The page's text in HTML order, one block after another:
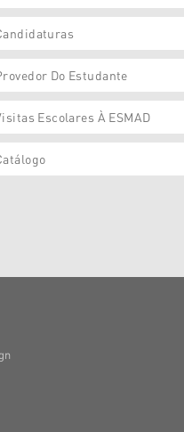
Do Estudante
Escolares À ESMAD